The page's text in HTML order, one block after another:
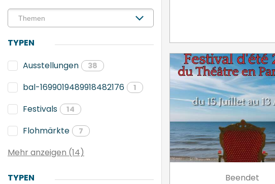
TYPEN
Ausstellungen
38
bal-1699019489918482176 1
Festivals 14
Flohmärkte 7
Mehr anzeigen (14)
TYPEN Beendet